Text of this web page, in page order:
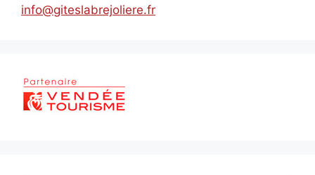
info@giteslabrejoliere.fr